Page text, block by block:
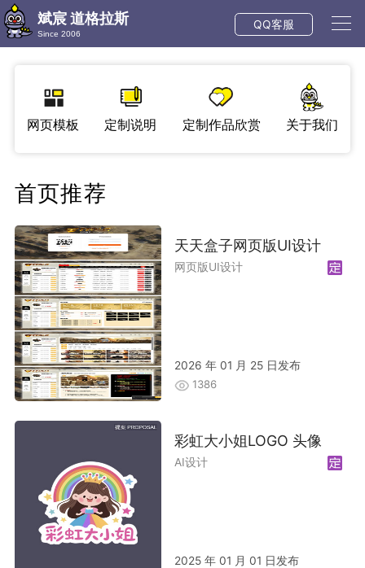
斌宸 道格拉斯
Since 2006
QQ客服
网页模板 定制说明 定制作品欣赏 关于我们
首页推荐
天天盒子网页版UI设计
网页版UI设计
2026 年 01 月 25 日发布
1386
彩虹大小姐LOGO 头像
AI设计
2025 年 01 月 01 日发布